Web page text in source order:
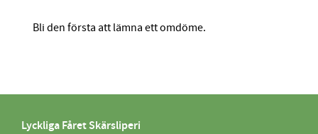
Bli den första att lämna ett omdöme.
Lyckliga Fåret Skärsliperi